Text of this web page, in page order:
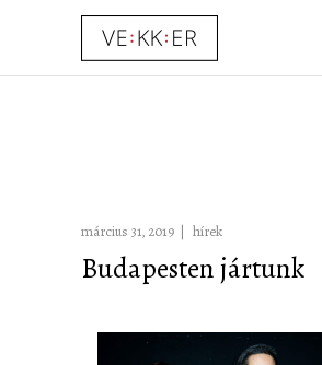
március 31, 2019 hírek
Budapesten jártunk